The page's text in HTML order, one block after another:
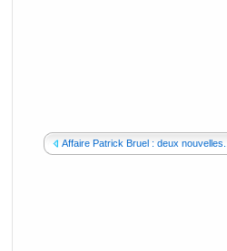
Affaire Patrick Bruel : deux nouvelles...